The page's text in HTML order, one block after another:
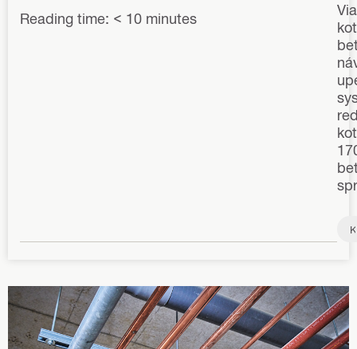
Reading time: < 10 minutes
K